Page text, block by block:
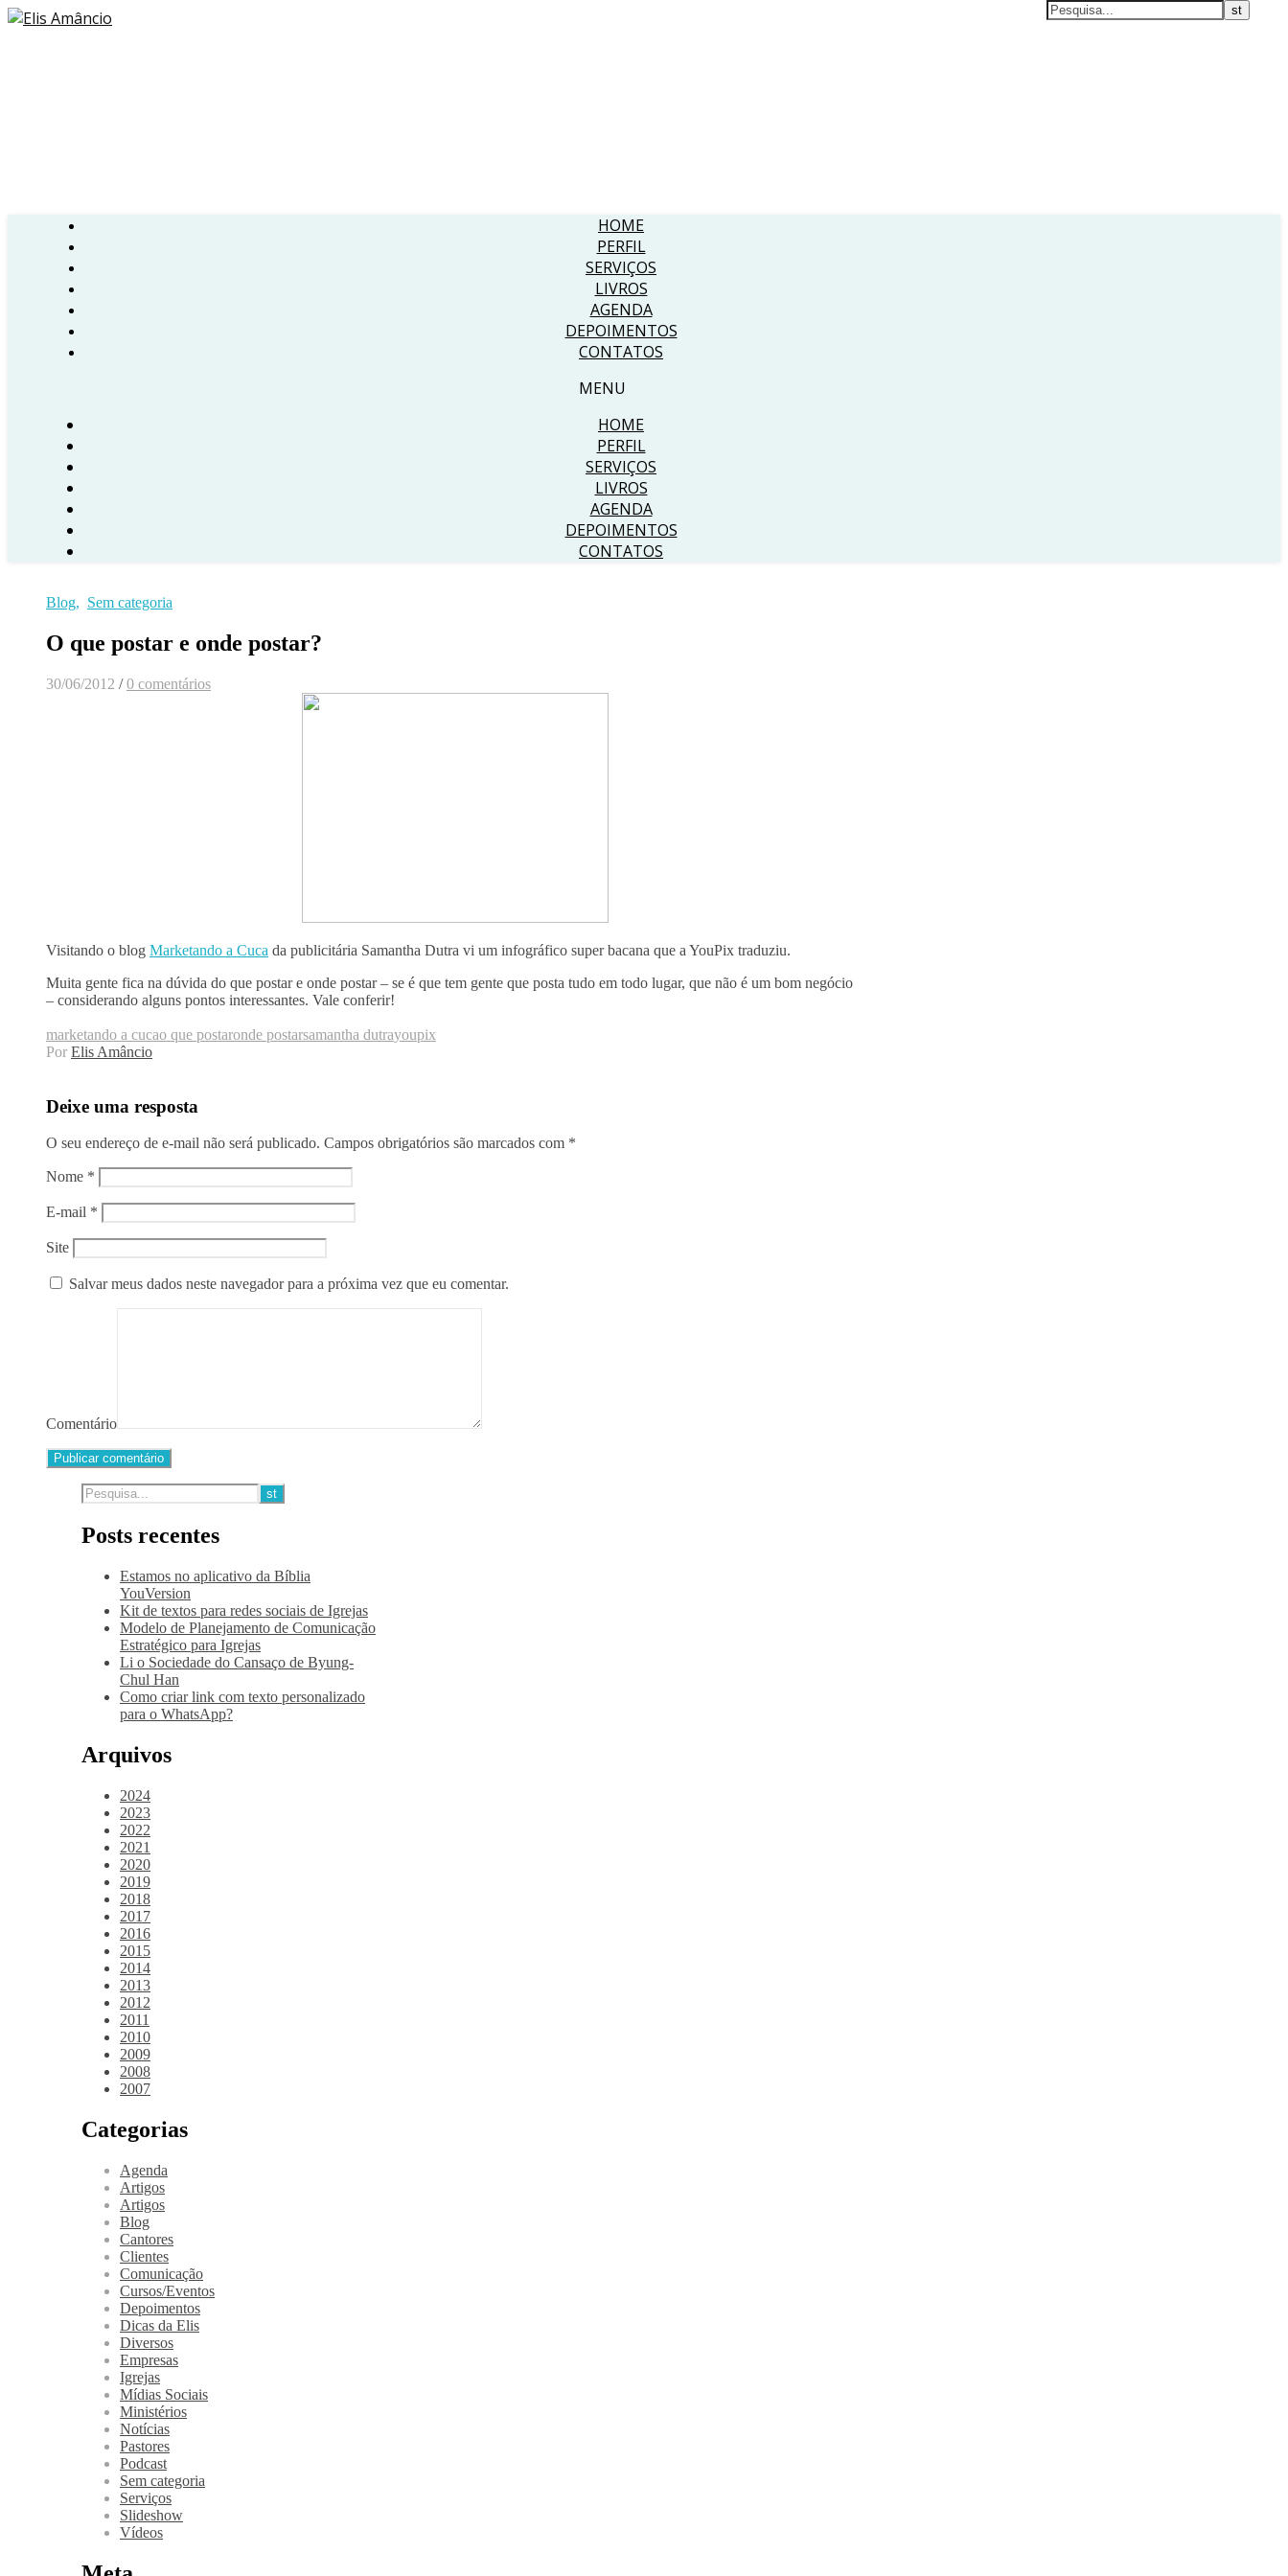
HOME
PERFIL
SERVIÇOS
LIVROS
AGENDA
DEPOIMENTOS
CONTATOS
MENU
HOME
PERFIL
SERVIÇOS
LIVROS
AGENDA
DEPOIMENTOS
CONTATOS
Blog, Sem categoria
O que postar e onde postar?
30/06/2012 / 0 comentários
Visitando o blog Marketando a Cuca da publicitária Samantha Dutra vi um infográfico super bacana que a YouPix traduziu.
Muita gente fica na dúvida do que postar e onde postar – se é que tem gente que posta tudo em todo lugar, que não é um bom negócio
– considerando alguns pontos interessantes. Vale conferir!
marketando a cucao que postaronde postarsamantha dutrayoupix
Por Elis Amâncio
Deixe uma resposta
O seu endereço de e-mail não será publicado. Campos obrigatórios são marcados com *
Nome *
E-mail *
Site
Salvar meus dados neste navegador para a próxima vez que eu comentar.
Comentário
Posts recentes
Estamos no aplicativo da Bíblia
YouVersion
Kit de textos para redes sociais de Igrejas
Modelo de Planejamento de Comunicação
Estratégico para Igrejas
Li o Sociedade do Cansaço de Byung-
Chul Han
Como criar link com texto personalizado
para o WhatsApp?
Arquivos
2024
2023
2022
2021
2020
2019
2018
2017
2016
2015
2014
2013
2012
2011
2010
2009
2008
2007
Categorias
Agenda
Artigos
Artigos
Blog
Cantores
Clientes
Comunicação
Cursos/Eventos
Depoimentos
Dicas da Elis
Diversos
Empresas
Igrejas
Mídias Sociais
Ministérios
Notícias
Pastores
Podcast
Sem categoria
Serviços
Slideshow
Vídeos